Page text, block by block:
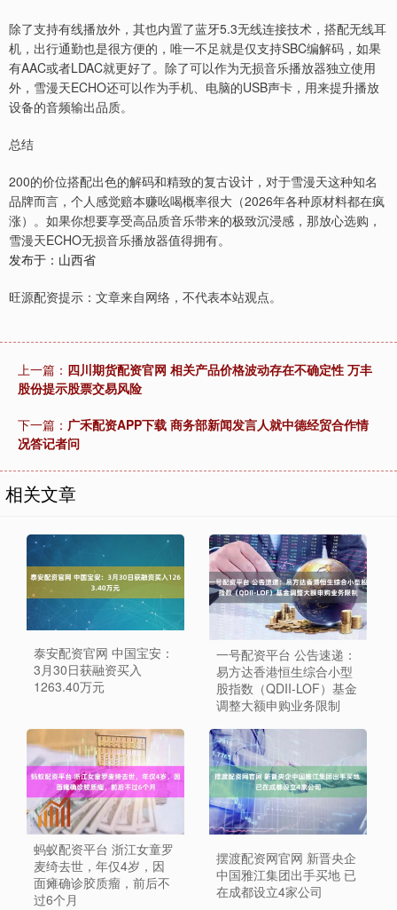
除了支持有线播放外，其也内置了蓝牙5.3无线连接技术，搭配无线耳
机，出行通勤也是很方便的，唯一不足就是仅支持SBC编解码，如果
有AAC或者LDAC就更好了。除了可以作为无损音乐播放器独立使用
外，雪漫天ECHO还可以作为手机、电脑的USB声卡，用来提升播放
设备的音频输出品质。
总结
200的价位搭配出色的解码和精致的复古设计，对于雪漫天这种知名
品牌而言，个人感觉赔本赚吆喝概率很大（2026年各种原材料都在疯
涨）。如果你想要享受高品质音乐带来的极致沉浸感，那放心选购，
雪漫天ECHO无损音乐播放器值得拥有。
发布于：山西省
旺源配资提示：文章来自网络，不代表本站观点。
上一篇： 四川期货配资官网 相关产品价格波动存在不确定性 万丰
股份提示股票交易风险
下一篇： 广禾配资APP下载 商务部新闻发言人就中德经贸合作情
况答记者问
相关文章
泰安配资官网 中国宝安：
3月30日获融资买入
1263.40万元
一号配资平台 公告速递：
易方达香港恒生综合小型
股指数（QDII-LOF）基金
调整大额申购业务限制
蚂蚁配资平台 浙江女童罗
麦绮去世，年仅4岁，因
面瘫确诊胶质瘤，前后不
过6个月
摆渡配资网官网 新晋央企
中国雅江集团出手买地 已
在成都设立4家公司